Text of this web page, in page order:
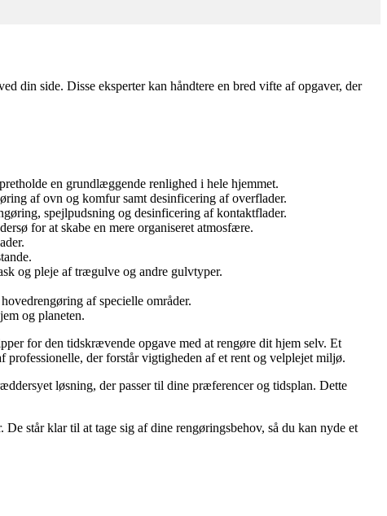
din side. Disse eksperter kan håndtere en bred vifte af opgaver, der
en grundlæggende renlighed i hele hjemmet.
af ovn og komfur samt desinficering af overflader.
spejlpudsning og desinficering af kontaktflader.
for at skabe en mere organiseret atmosfære.
og pleje af trægulve og andre gulvtyper.
af specielle områder.
og planeten.
for den tidskrævende opgave med at rengøre dit hjem selv. Et
der forstår vigtigheden af et rent og velplejet miljø.
løsning, der passer til dine præferencer og tidsplan. Dette
står klar til at tage sig af dine rengøringsbehov, så du kan nyde et